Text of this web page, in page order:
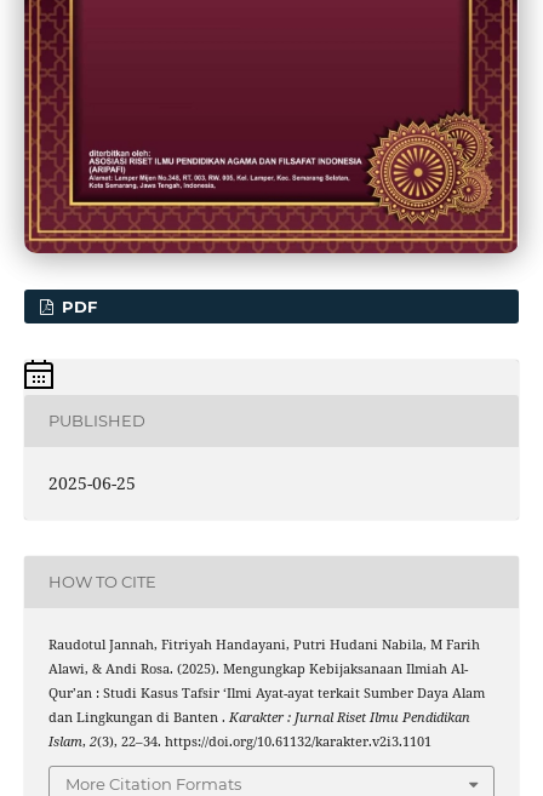
PDF
PUBLISHED
2025-06-25
HOW TO CITE
Raudotul Jannah, Fitriyah Handayani, Putri Hudani Nabila, M Farih
Alawi, & Andi Rosa. (2025). Mengungkap Kebijaksanaan Ilmiah Al-
Qur’an : Studi Kasus Tafsir ‘Ilmi Ayat-ayat terkait Sumber Daya Alam
dan Lingkungan di Banten . Karakter : Jurnal Riset Ilmu Pendidikan
Islam, 2(3), 22–34. https://doi.org/10.61132/karakter.v2i3.1101
More Citation Formats